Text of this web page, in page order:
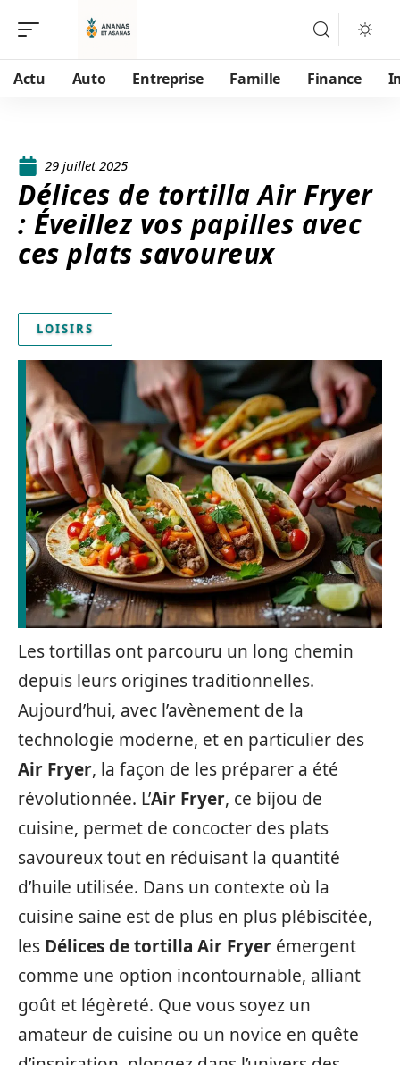
Actu Auto Entreprise Famille Finance
29 juillet 2025
Délices de tortilla Air Fryer
: Éveillez vos papilles avec
ces plats savoureux
LOISIRS
Les tortillas ont parcouru un long chemin
depuis leurs origines traditionnelles.
Aujourd’hui, avec l’avènement de la
technologie moderne, et en particulier des
Air Fryer, la façon de les préparer a été
révolutionnée. L’Air Fryer, ce bijou de
cuisine, permet de concocter des plats
savoureux tout en réduisant la quantité
d’huile utilisée. Dans un contexte où la
cuisine saine est de plus en plus plébiscitée,
les Délices de tortilla Air Fryer émergent
comme une option incontournable, alliant
goût et légèreté. Que vous soyez un
amateur de cuisine ou un novice en quête